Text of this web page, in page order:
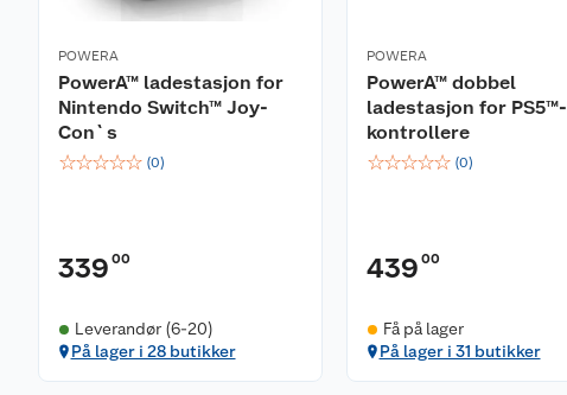
POWERA
PowerA™ ladestasjon for
Nintendo Switch™ Joy-
Con`s
☆☆☆☆☆ (0)
339 00
Leverandør (6-20)
På lager i 28 butikker
POWERA
PowerA™ dobbel
ladestasjon for PS5™-
kontrollere
☆☆☆☆☆ (0)
439 00
Få på lager
På lager i 31 butikker